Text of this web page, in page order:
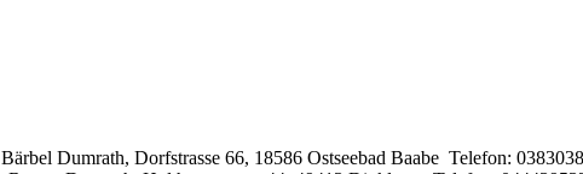
Bärbel Dumrath, Dorfstrasse 66, 18586 Ostseebad Baabe Telefon: